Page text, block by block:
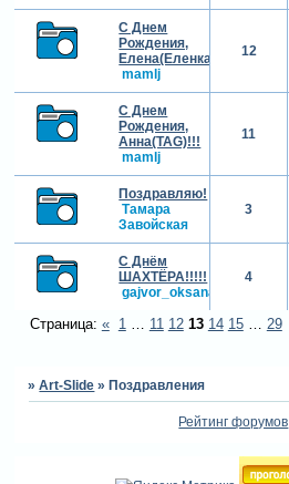
С Днем
Рождения,
Елена(Еленка1)!!!
mamlj
12
С Днем
Рождения,
Анна(TAG)!!!
mamlj
11
Поздравляю!
Тамара
Завойская
3
С Днём
ШАХТЁРА!!!!!
gajvor_oksana
4
Страница: « 1 … 11 12 13 14 15 … 29
»Art-Slide »Поздравления
Рейтинг форумов